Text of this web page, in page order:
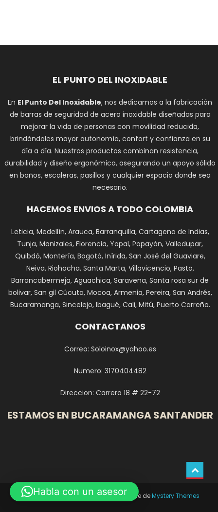
EL PUNTO DEL INOXIDABLE
En El Punto Del Inoxidable, nos dedicamos a la fabricación
de barras de seguridad de acero inoxidable diseñadas para
mejorar la vida de personas con movilidad reducida,
brindándoles mayor autonomía, confort y confianza en su
día a día. Nuestros productos combinan resistencia,
durabilidad y diseño ergonómico, asegurando un apoyo sólido
en baños, escaleras, pasillos y cualquier espacio donde sea
necesario.
HACEMOS ENVIOS A TODO COLOMBIA
Leticia, Medellín, Arauca, Barranquilla, Cartagena de Indias,
Tunja, Manizales, Florencia, Yopal, Popayán, Valledupar,
Quibdó, Montería, Bogotá, Inírida, San José del Guaviare,
Neiva, Riohacha, Santa Marta, Villavicencio, Pasto,
Barrancabermeja, Aguachica, Saravena, Santa rosa sur de
bolivar, San gil Cúcuta, Mocoa, Armenia, Pereira, San Andrés,
Bucaramanga, Sincelejo, Ibagué, Cali, Mitú, Puerto Carreño.
CONTACTANOS
Correo: Soloinox@yahoo.es
Numero: 3170404482
Direccion: Carrera 18 # 22-72
ESTAMOS EN BUCARAMANGA SANTANDER
El punto del inoxidable|Tema: Easy Store deMystery Themes
Habla con un asesor